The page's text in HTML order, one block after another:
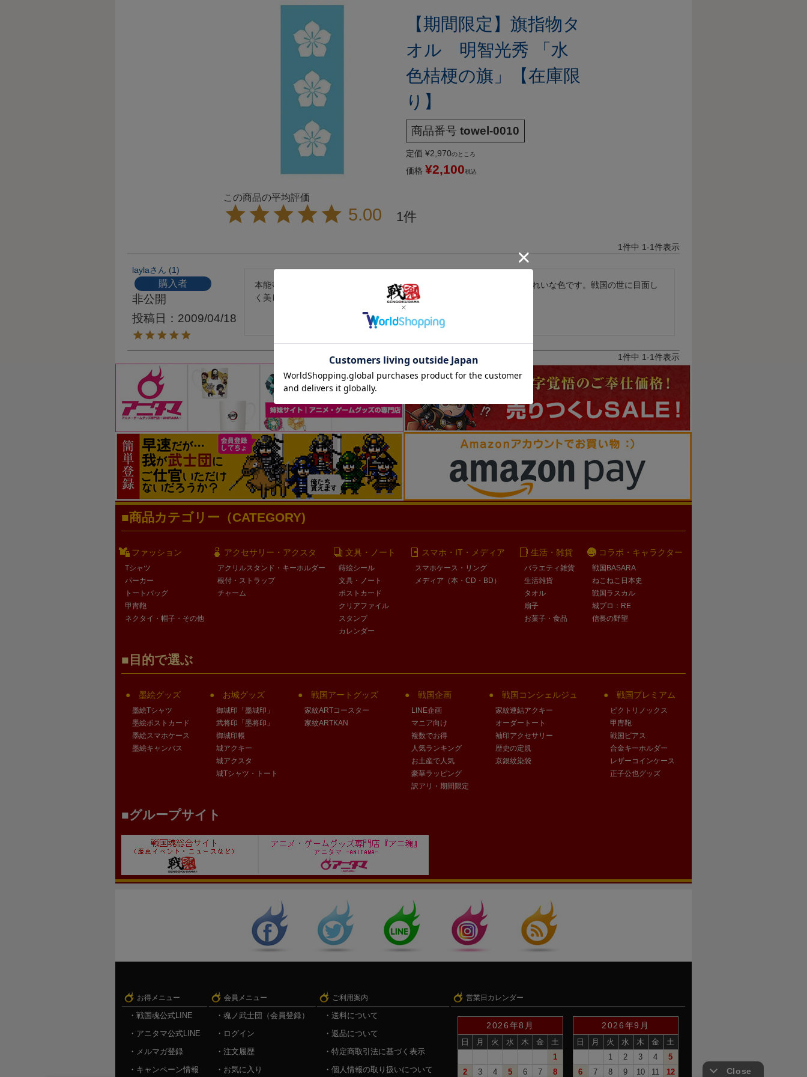
【期間限定】旗指物タ
オル 明智光秀 「水
色桔梗の旗」【在庫限
り】
商品番号 towel-0010
定価 ¥2,970のところ
価格 ¥2,100税込
5.00 1
1件中 1-1件表示
layla 1
購入者
非公開
投稿日
2009/04/18
本能寺の変で信長が「水色桔梗か美しい旗じゃ」と言ったというくらいきれいな色です。戦国の世に目面し
く美しいデザインだと思います。
1件中 1-1件表示
商品カテゴリー（CATEGORY)
ファッション
Tシャツ
パーカー
トートバッグ
甲冑鞄
ネクタイ・帽子・その他
アクセサリー・アクスタ
アクリルスタンド・キーホルダー
根付・ストラップ
チャーム
文具・ノート
蒔絵シール
文具・ノート
ポストカード
クリアファイル
スタンプ
カレンダー
スマホ・IT・メディア
スマホケース・リング
メディア（本・CD・BD）
生活・雑貨
バラエティ雑貨
生活雑貨
タオル
扇子
お菓子・食品
コラボ・キャラクター
戦国BASARA
ねこねこ日本史
戦国ラスカル
城プロ：RE
信長の野望
目的で選ぶ
墨絵グッズ
墨絵Tシャツ
墨絵ポストカード
墨絵スマホケース
墨絵キャンバス
お城グッズ
御城印「墨城印」
武将印「墨将印」
御城印帳
城アクキー
城アクスタ
城Tシャツ・トート
戦国アートグッズ
家紋ARTコースター
家紋ARTKAN
戦国企画
LINE企画
マニア向け
複数でお得
人気ランキング
お土産で人気
豪華ラッピング
訳アリ・期間限定
戦国コンシェルジュ
家紋連結アクキー
オーダートート
袖印アクセサリー
歴史の定規
京銀紋染袋
戦国プレミアム
ビクトリノックス
甲冑鞄
戦国ピアス
合金キーホルダー
レザーコインケース
正子公也グッズ
グループサイト
お得メニュー
戦国魂公式LINE
アニタマ公式LINE
メルマガ登録
キャンペーン情報
会員メニュー
魂ノ武士団（会員登録）
ログイン
注文履歴
お気に入り
ご利用案内
送料について
返品について
特定商取引法に基づく表示
個人情報の取り扱いについて
営業日カレンダー
2026年8月
日 月 火 水 木 金
土
1
2
3 4 5 6 7 8
2026年9月
日 月 火 水 木 金
土
1
2 3 4
5
6
7 8 9 10 11 12